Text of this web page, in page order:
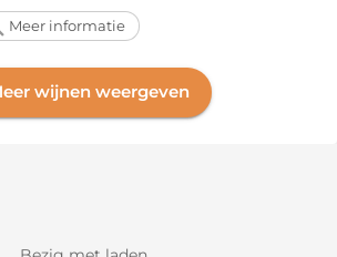
Meer informatie
wijnen weergeven